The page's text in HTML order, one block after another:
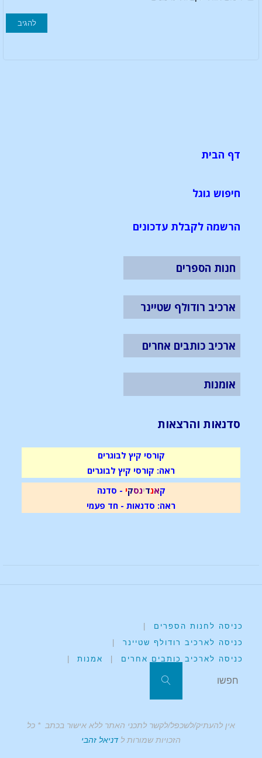
דף הבית
חיפוש גוגל
הרשמה לקבלת עדכונים
חנות הספרים
ארכיב רודולף שטיינר
ארכיב כותבים אחרים
אומנות
סדנאות והרצאות
קורסי קיץ לבוגרים
ראה: קורסי קיץ לבוגרים
קאנדינסקי - סדנה
ראה: סדנאות - חד פעמי
כניסה לחנות הספרים
כניסה לארכיב רודולף שטיינר
כניסה לארכיב כותבים אחרים
אמנות
אין להעתיק/לשכפל/לקשר לתכני האתר ללא אישור בכתב * כל
הזכויות שמורות לדניאל זהבי